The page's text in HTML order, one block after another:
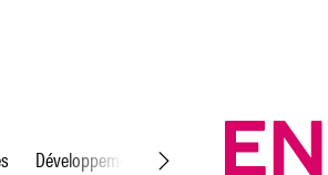
Développement durable Droit du travail